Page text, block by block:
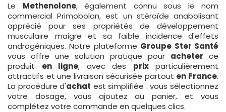
Le Methenolone, également connu sous le nom
commercial Primobolan, est un stéroïde anabolisant
apprécié pour ses propriétés de développement
musculaire maigre et sa faible incidence d'effets
androgéniques. Notre plateforme Groupe Ster Santé
vous offre une solution pratique pour acheter ce
produit en ligne, avec des prixparticulièrement
attractifs et une livraison sécurisée partout en France.
La procédure d'achat est simplifiée : vous sélectionnez
votre dosage, vous ajoutez au panier, et vous
complétez votre commande en quelques clics.